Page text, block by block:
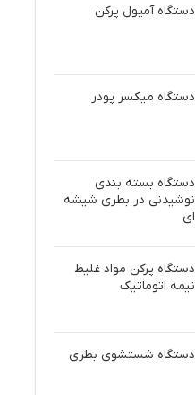
دستگاه آمپول پرکن
دستگاه میکسر پودر
دستگاه بسته بندی
نوشیدنی در بطری شیشه
ای
دستگاه پركن مواد غلیظ
نيمه اتوماتيك
دستگاه شستشوی بطری